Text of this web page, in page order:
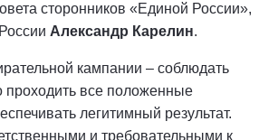
сторонников «Единой России»,
Александр Карелин.
кампании – соблюдать
проходить все положенные
легитимный результат.
и требовательными к